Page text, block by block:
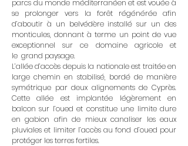
parcs du monde méditerranéen et est vouée à
se prolonger vers la forêt régénérée afin
d’aboutir à un belvédère installé sur un des
monticules, donnant à terme un point de vue
exceptionnel sur ce domaine agricole et
le grand paysage.
L’allée d’accès depuis la nationale est traitée en
large chemin en stabilisé, bordé de manière
symétrique par deux alignements de Cyprès.
Cette allée est implantée légèrement en
balcon sur l’oued et constitue une limite dure
en gabion afin de mieux canaliser les eaux
pluviales et limiter l’accès au fond d’oued pour
protéger les terres fertiles.